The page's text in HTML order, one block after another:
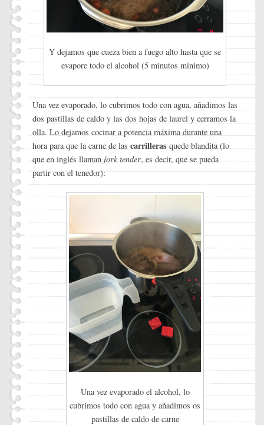
Y dejamos que cueza bien a fuego alto hasta que se
evapore todo el alcohol (5 minutos mínimo)
Una vez evaporado, lo cubrimos todo con agua, añadimos las
dos pastillas de caldo y las dos hojas de laurel y cerramos la
olla. Lo dejamos cocinar a potencia máxima durante una
hora para que la carne de las carrilleras quede blandita (lo
que en inglés llamanfork tender, es decir, que se pueda
partir con el tenedor):
Una vez evaporado el alcohol, lo
cubrimos todo con agua y añadimos os
pastillas de caldo de carne